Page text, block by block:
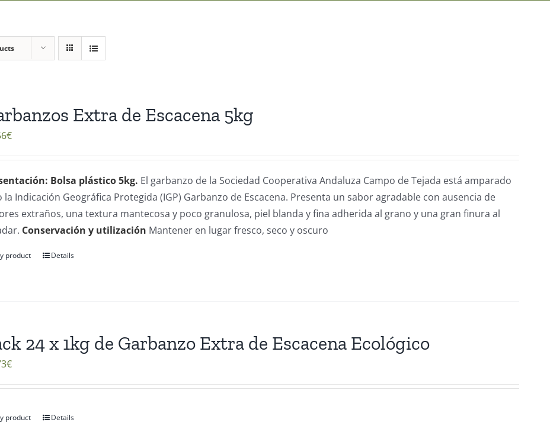
Extra de Escacena 5kg
€
Bolsa plástico 5kg. El garbanzo de la Sociedad Cooperativa Andaluza Campo de Tejada está amparado
la Indicación Geográfica Protegida (IGP) Garbanzo de Escacena. Presenta un sabor agradable con ausencia de
extraños, una textura mantecosa y poco granulosa, piel blanda y fina adherida al grano y una gran finura al
Conservación y utilización Mantener en lugar fresco, seco y oscuro
product Details
24 x 1kg de Garbanzo Extra de Escacena Ecológico
€
product Details